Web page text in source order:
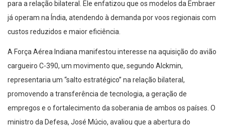
para a relação bilateral. Ele enfatizou que os modelos da Embraer
já operam na Índia, atendendo à demanda por voos regionais com
custos reduzidos e maior eficiência.
A Força Aérea Indiana manifestou interesse na aquisição do avião
cargueiro C-390, um movimento que, segundo Alckmin,
representaria um “salto estratégico” na relação bilateral,
promovendo a transferência de tecnologia, a geração de
empregos e o fortalecimento da soberania de ambos os países. O
ministro da Defesa, José Múcio, avaliou que a abertura do